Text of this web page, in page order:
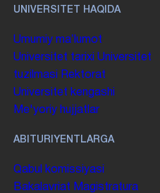
UNIVERSITET HAQIDA
Umumiy maʼlumot
Universitet tarixi Universitet
tuzilmasi Rektorat
Universitet kengashi
Me'yoriy hujjatlar
ABITURIYENTLARGA
Qabul komissiyasi
Bakalavriat Magistratura